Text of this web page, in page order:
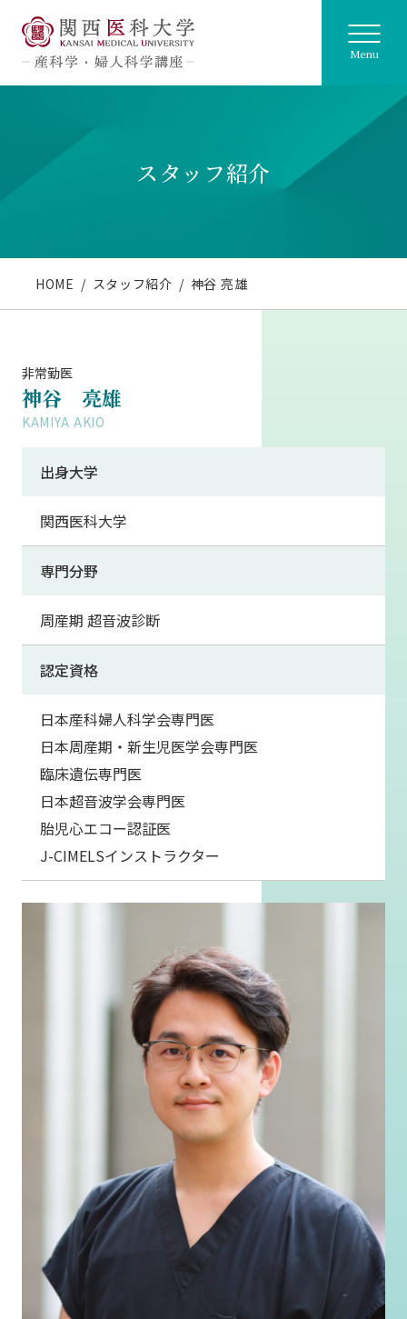
Menu
スタッフ紹介
HOME スタッフ紹介 神谷 亮雄
非常勤医
神谷 亮雄
KAMIYA AKIO
出身大学
関西医科大学
専門分野
周産期 超音波診断
認定資格
日本産科婦人科学会専門医
日本周産期・新生児医学会専門医
臨床遺伝専門医
日本超音波学会専門医
胎児心エコー認証医
J-CIMELSインストラクター